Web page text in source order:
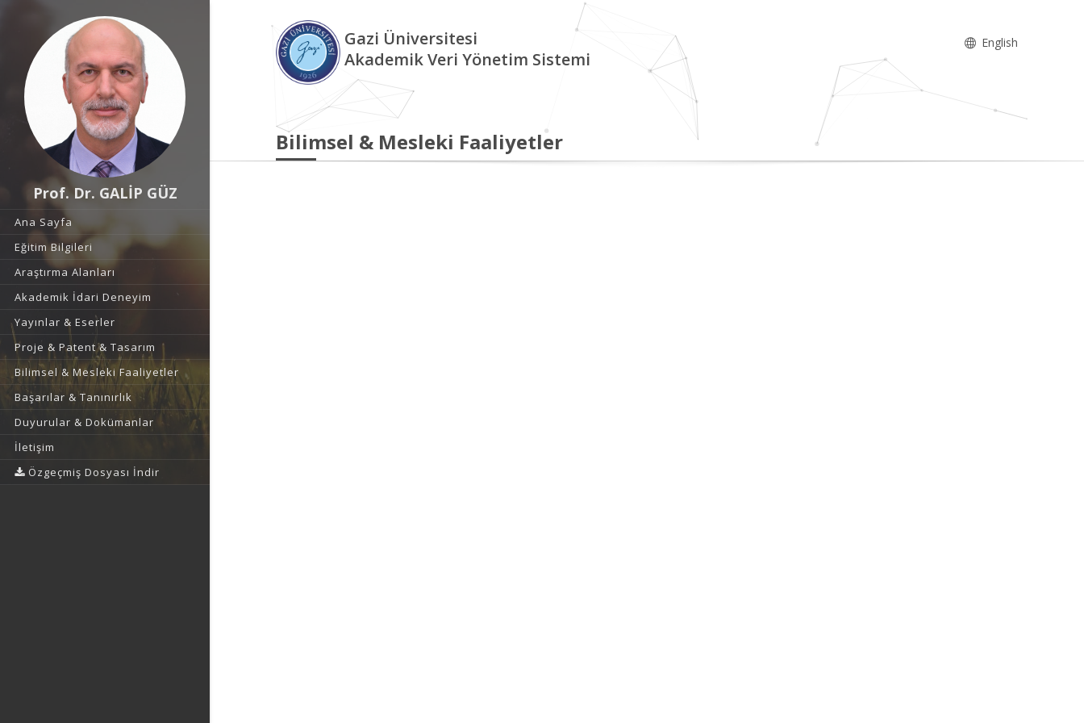
Prof. Dr. GALİP GÜZ
Ana Sayfa
Eğitim Bilgileri
Araştırma Alanları
Akademik İdari Deneyim
Yayınlar & Eserler
Proje & Patent & Tasarım
Bilimsel & Mesleki Faaliyetler
Başarılar & Tanınırlık
Duyurular & Dokümanlar
İletişim
Özgeçmiş Dosyası İndir
Gazi Üniversitesi
Akademik Veri Yönetim Sistemi
English
Bilimsel & Mesleki Faaliyetler